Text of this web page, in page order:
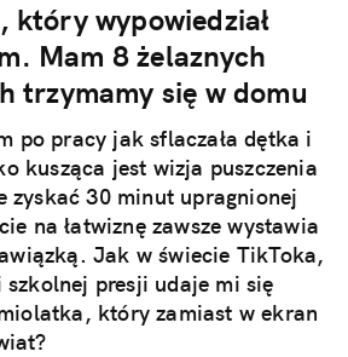
który wypowiedział
Mam 8 żelaznych
trzymamy się w domu
po pracy jak sflaczała dętka i
kusząca jest wizja puszczenia
zyskać 30 minut upragnionej
na łatwiznę zawsze wystawia
Jak w świecie TikToka,
presji udaje mi się
który zamiast w ekran